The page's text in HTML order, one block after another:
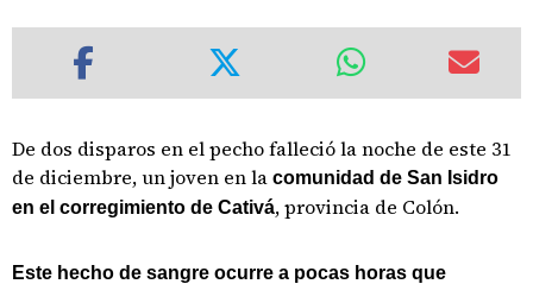
De dos disparos en el pecho falleció la noche de este 31
de diciembre, un joven en la comunidad de San Isidro
en el corregimiento de Cativá, provincia de Colón.
Este hecho de sangre ocurre a pocas horas que